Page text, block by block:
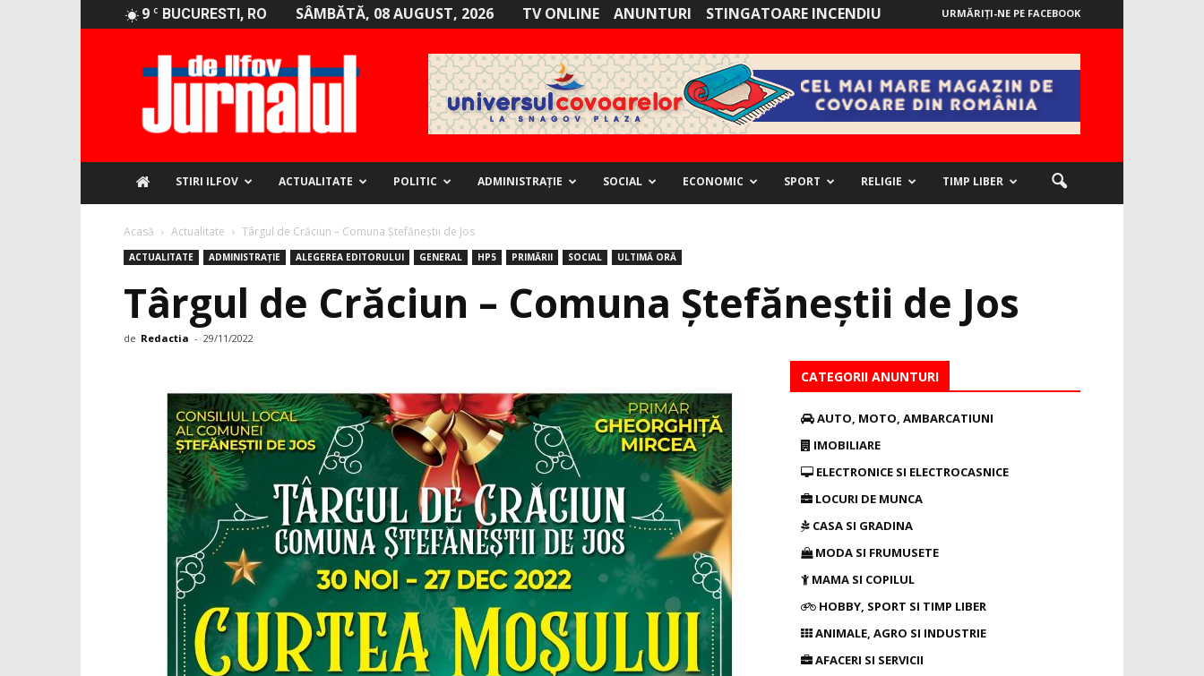
9 C BUCURESTI, RO SÂMBĂTĂ, 08 AUGUST, 2026 TV ONLINE ANUNTURI STINGATOARE INCENDIU URMĂRIȚI-NE PE FACEBOOK
STIRI ILFOV ACTUALITATE POLITIC ADMINISTRAȚIE SOCIAL ECONOMIC SPORT RELIGIE TIMP LIBER
Acasă Actualitate Târgul de Crăciun – Comuna Ștefăneștii de Jos
ACTUALITATE ADMINISTRAȚIE ALEGEREA EDITORULUI GENERAL HP5 PRIMĂRII SOCIAL ULTIMĂ ORĂ
Târgul de Crăciun – Comuna Ștefăneștii de Jos
de Redactia - 29/11/2022
CATEGORII ANUNTURI
AUTO, MOTO, AMBARCATIUNI
IMOBILIARE
ELECTRONICE SI ELECTROCASNICE
LOCURI DE MUNCA
CASA SI GRADINA
MODA SI FRUMUSETE
MAMA SI COPILUL
HOBBY, SPORT SI TIMP LIBER
ANIMALE, AGRO SI INDUSTRIE
AFACERI SI SERVICII